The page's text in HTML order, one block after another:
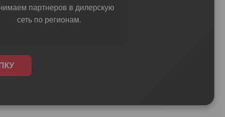
партнеров в дилерскую
сеть по регионам.